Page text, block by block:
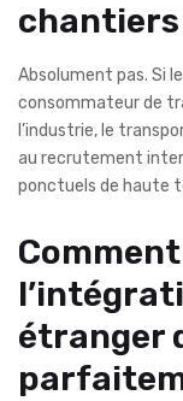
chantiers
Absolument pas. Si
consommateur de
l’industrie, le
au recrutement
ponctuels de haute
étranger